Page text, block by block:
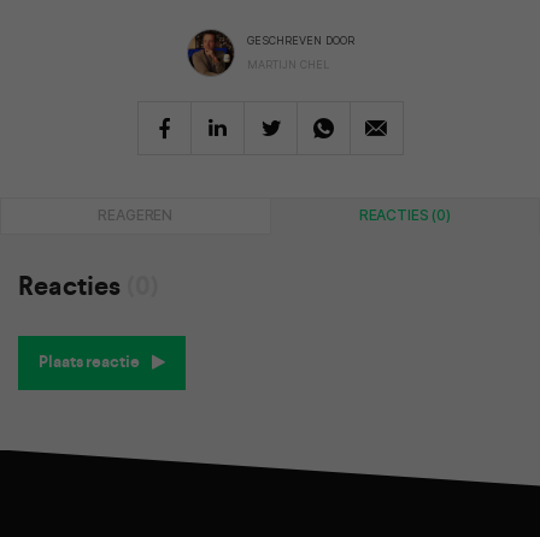
GESCHREVEN DOOR
MARTIJN CHEL
REAGEREN REACTIES (0)
Reacties
Plaats reactie